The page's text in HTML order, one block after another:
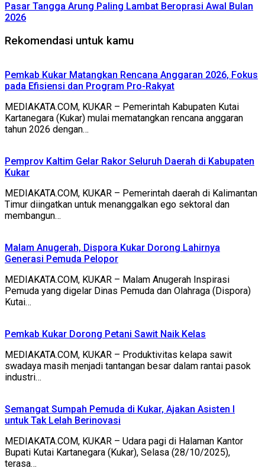
Pasar Tangga Arung Paling Lambat Beroprasi Awal Bulan
2026
Rekomendasi untuk kamu
Pemkab Kukar Matangkan Rencana Anggaran 2026, Fokus
pada Efisiensi dan Program Pro-Rakyat
MEDIAKATA.COM, KUKAR – Pemerintah Kabupaten Kutai
Kartanegara (Kukar) mulai mematangkan rencana anggaran
tahun 2026 dengan…
Pemprov Kaltim Gelar Rakor Seluruh Daerah di Kabupaten
Kukar
MEDIAKATA.COM, KUKAR – Pemerintah daerah di Kalimantan
Timur diingatkan untuk menanggalkan ego sektoral dan
membangun…
Malam Anugerah, Dispora Kukar Dorong Lahirnya
Generasi Pemuda Pelopor
MEDIAKATA.COM, KUKAR – Malam Anugerah Inspirasi
Pemuda yang digelar Dinas Pemuda dan Olahraga (Dispora)
Kutai…
Pemkab Kukar Dorong Petani Sawit Naik Kelas
MEDIAKATA.COM, KUKAR – Produktivitas kelapa sawit
swadaya masih menjadi tantangan besar dalam rantai pasok
industri…
Semangat Sumpah Pemuda di Kukar, Ajakan Asisten I
untuk Tak Lelah Berinovasi
MEDIAKATA.COM, KUKAR – Udara pagi di Halaman Kantor
Bupati Kutai Kartanegara (Kukar), Selasa (28/10/2025),
terasa…